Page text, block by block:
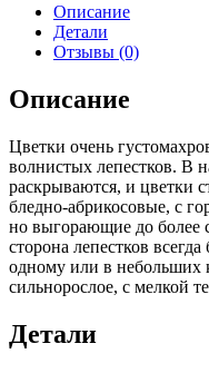
Описание
Детали
Отзывы (0)
Описание
Цветки очень
волнистых лепестков. В
раскрываются, и цветки
бледно-абрикосовые, с
но выгорающие до более
сторона лепестков
одному или в небольших
сильнорослое, с мелкой
Детали